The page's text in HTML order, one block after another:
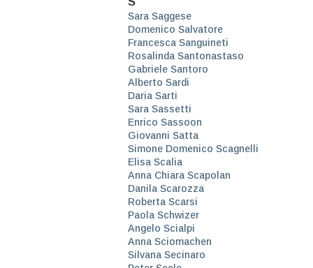
Sara Saggese
Domenico Salvatore
Francesca Sanguineti
Rosalinda Santonastaso
Gabriele Santoro
Alberto Sardi
Daria Sarti
Sara Sassetti
Enrico Sassoon
Giovanni Satta
Simone Domenico Scagnelli
Elisa Scalia
Anna Chiara Scapolan
Danila Scarozza
Roberta Scarsi
Paola Schwizer
Angelo Scialpi
Anna Sciomachen
Silvana Secinaro